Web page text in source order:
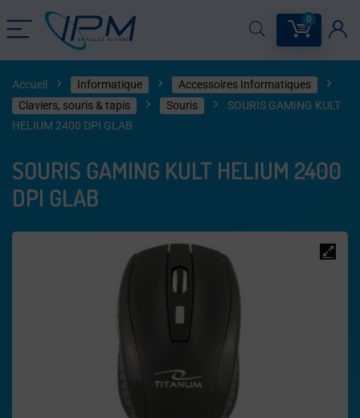
0
Accueil Informatique
Accessoires Informatiques
Claviers, souris & tapis​
Souris
SOURIS GAMING KULT
HELIUM 2400 DPI GLAB
SOURIS GAMING KULT HELIUM 2400
DPI GLAB